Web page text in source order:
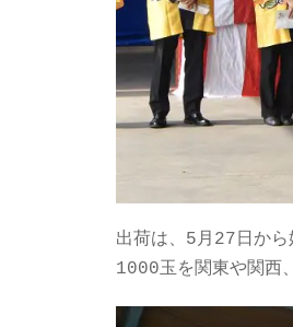
出荷は、5月27日か
1000玉を関東や関西